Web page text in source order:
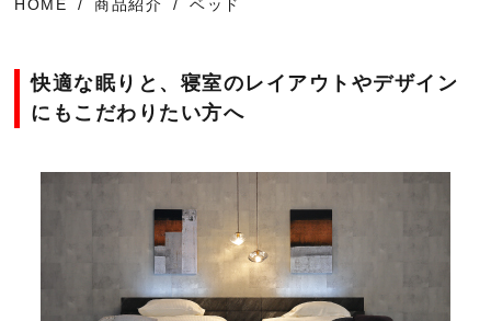
会社情報
住まいのリフォー
お問い合わせ
オンラインショッ
プ
ブログ
HOME 商品紹介 ベッド
快適な眠りと、寝室のレイアウトやデザイン
にもこだわりたい方へ